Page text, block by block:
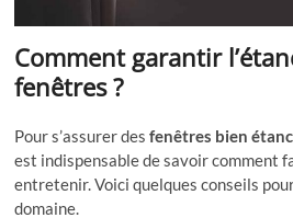
Comment garantir
fenêtres ?
Pour s’assurer desfenêtres bien
est indispensable de savoir comment
entretenir. Voici quelques conseils
domaine.